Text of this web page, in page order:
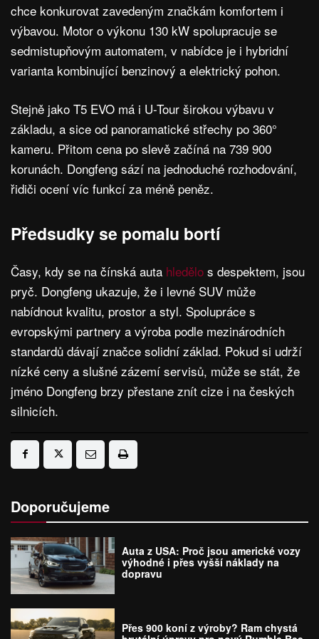
chce konkurovat zavedeným značkám komfortem i
výbavou. Motor o výkonu 130 kW spolupracuje se
sedmistupňovým automatem, v nabídce je i hybridní
varianta kombinující benzinový a elektrický pohon.
Stejně jako T5 EVO má i U-Tour širokou výbavu v
základu, a sice od panoramatické střechy po 360°
kameru. Přitom cena po slevě začíná na 739 900
korunách. Dongfeng sází na jednoduché rozhodování,
řidiči ocení víc funkcí za méně peněz.
Předsudky se pomalu bortí
Časy, kdy se na čínská auta hledělo s despektem, jsou
pryč. Dongfeng ukazuje, že i levné SUV může
nabídnout kvalitu, prostor a styl. Spolupráce s
evropskými partnery a výroba podle mezinárodních
standardů dávají značce solidní základ. Pokud si udrží
nízké ceny a slušné zázemí servisů, může se stát, že
jméno Dongfeng brzy přestane znít cize i na českých
silnicích.
Doporučujeme
Auta z USA: Proč jsou americké vozy
výhodné i přes vyšší náklady na
dopravu
Přes 900 koní z výroby? Ram chystá